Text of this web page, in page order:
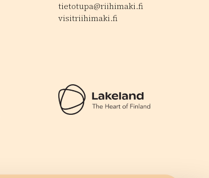
tietotupa@riihimaki.fi
visitriihimaki.fi